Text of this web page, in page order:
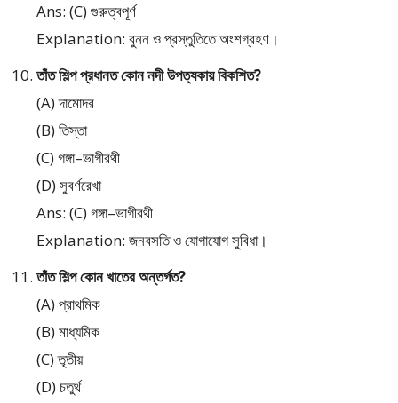
Ans: (C) গুরুত্বপূর্ণ
Explanation: বুনন ও প্রস্তুতিতে অংশগ্রহণ।
তাঁত শিল্প প্রধানত কোন নদী উপত্যকায় বিকশিত?
(A) দামোদর
(B) তিস্তা
(C) গঙ্গা–ভাগীরথী
(D) সুবর্ণরেখা
Ans: (C) গঙ্গা–ভাগীরথী
Explanation: জনবসতি ও যোগাযোগ সুবিধা।
তাঁত শিল্প কোন খাতের অন্তর্গত?
(A) প্রাথমিক
(B) মাধ্যমিক
(C) তৃতীয়
(D) চতুর্থ